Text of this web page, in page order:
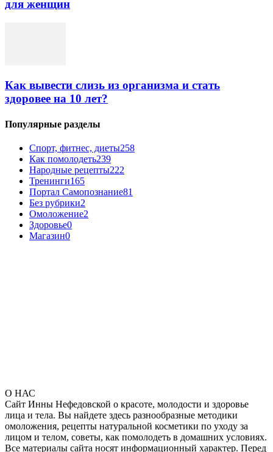
для женщин
Как вывести слизь из организма и стать
здоровее на 10 лет?
Популярные разделы
Спорт, фитнес, диеты258
Как помолодеть239
Народные рецепты222
Тренинги165
Портал Самопознание81
Без рубрики2
Омоложение2
Здоровье0
Магазин0
О НАС
Сайт Инны Нефедовской о красоте, молодости и здоровье
лица и тела. Вы найдете здесь разнообразные методики
омоложения, рецепты натуральной косметики по уходу за
лицом и телом, советы, как помолодеть в домашних условиях.
Все материалы сайта носят информационный характер. Перед